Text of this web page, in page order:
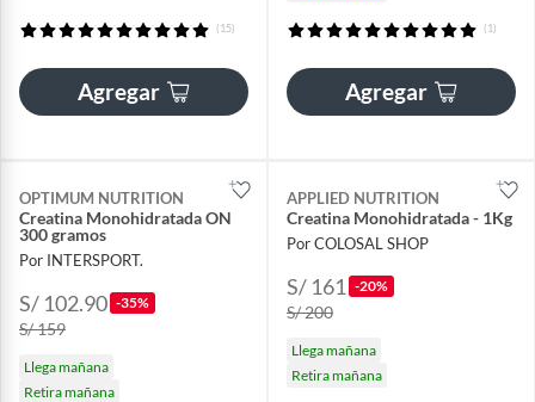
(15)
Agregar
(1)
Agregar
OPTIMUM NUTRITION
Creatina Monohidratada ON
300 gramos
Por INTERSPORT.
S/ 102.90 -35%
S/ 159
Llega mañana
Retira mañana
APPLIED NUTRITION
Creatina Monohidratada - 1Kg
Por COLOSAL SHOP
S/ 161 -20%
S/ 200
Llega mañana
Retira mañana